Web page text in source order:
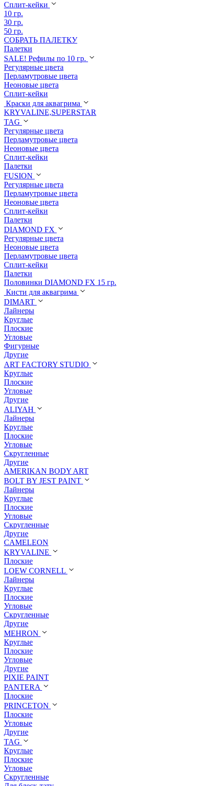
Сплит-кейки
10 гр.
30 гр.
50 гр.
СОБРАТЬ ПАЛЕТКУ
Палетки
SALE! Рефилы по 10 гр.
Регулярные цвета
Перламутровые цвета
Неоновые цвета
Сплит-кейки
Краски для аквагрима
KRYVALINE,SUPERSTAR
TAG
Регулярные цвета
Перламутровые цвета
Неоновые цвета
Сплит-кейки
Палетки
FUSION
Регулярные цвета
Перламутровые цвета
Неоновые цвета
Сплит-кейки
Палетки
DIAMOND FX
Регулярные цвета
Неоновые цвета
Перламутровые цвета
Сплит-кейки
Палетки
Половинки DIAMOND FX 15 гр.
Кисти для аквагрима
DIMART
Лайнеры
Круглые
Плоские
Угловые
Фигурные
Другие
ART FACTORY STUDIO
Круглые
Плоские
Угловые
Другие
ALIYAH
Лайнеры
Круглые
Плоские
Угловые
Скругленные
Другие
AMERIKAN BODY ART
BOLT BY JEST PAINT
Лайнеры
Круглые
Плоские
Угловые
Скругленные
Другие
CAMELEON
KRYVALINE
Плоские
LOEW CORNELL
Лайнеры
Круглые
Плоские
Угловые
Скругленные
Другие
MEHRON
Круглые
Плоские
Угловые
Другие
PIXIE PAINT
PANTERA
Плоские
PRINCETON
Плоские
Угловые
Другие
TAG
Круглые
Плоские
Угловые
Скругленные